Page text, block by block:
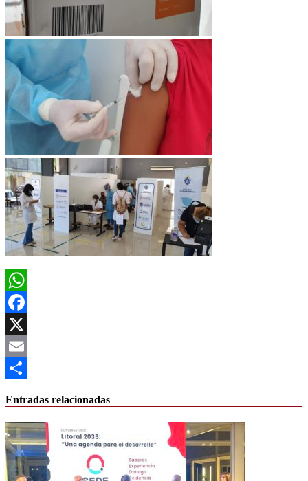
WhatsApp
Facebook
X
Email
Entradas relacionadas